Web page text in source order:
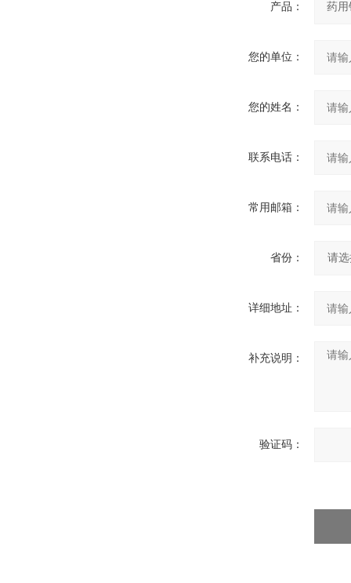
产品：
您的单位：
您的姓名：
联系电话：
常用邮箱：
省份：
详细地址：
补充说明：
验证码：